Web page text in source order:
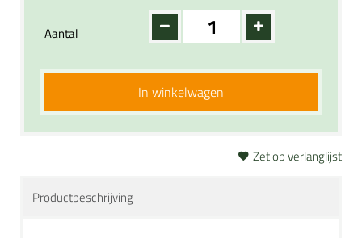
Aantal
In winkelwagen
Zet op verlanglijst
Productbeschrijving